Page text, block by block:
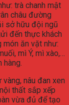
trà chanh mật
châu đường
sở hữu đội ngũ
đến thực khách
ăn vặt như:
mì Ý, mì xào,…
hàng.
nâu đan xen
thất sắp xếp
vừa đủ để tạo